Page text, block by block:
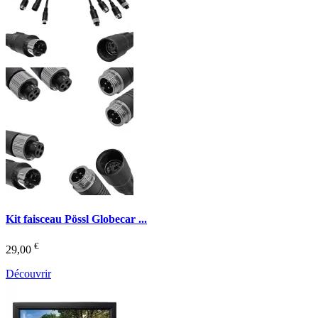
Kit faisceau Pössl Globecar ...
29,00 €
Découvrir